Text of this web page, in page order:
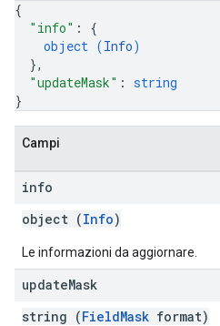
{
"info" : {
object (Info)
},
"updateMask" : string
}
Campi
info
object (Info)
Le informazioni da aggiornare.
updateMask
string (FieldMask format)